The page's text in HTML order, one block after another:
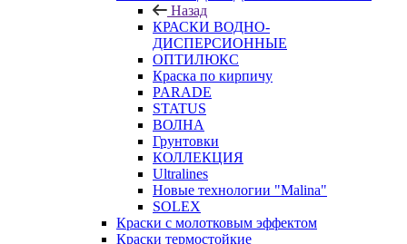
Назад
КРАСКИ ВОДНО-
ДИСПЕРСИОННЫЕ
ОПТИЛЮКС
Краска по кирпичу
PARADE
STATUS
ВОЛНА
Грунтовки
КОЛЛЕКЦИЯ
Ultralines
Новые технологии "Malina"
SOLEX
Краски с молотковым эффектом
Краски термостойкие